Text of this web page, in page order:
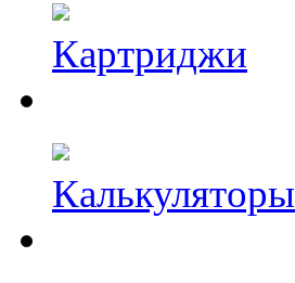
Картриджи
Калькуляторы